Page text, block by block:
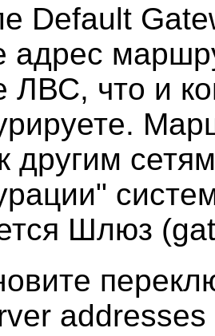
Default
адрес
ЛВС, что и
другим
Шлюз